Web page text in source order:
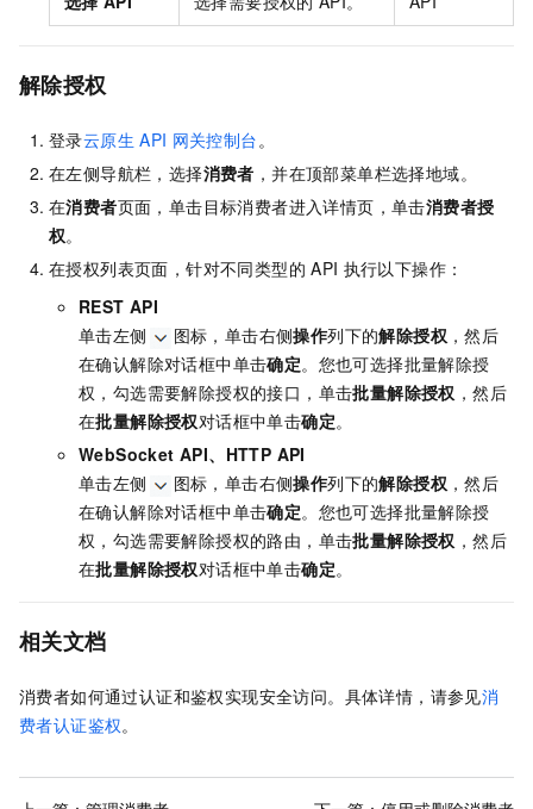
解除授权
登录云原生 API 网关控制台。
在左侧导航栏，选择消费者 ，并在顶部菜单栏选择地域。
在消费者页面，单击目标消费者进入详情页，单击消费者授
权。
在授权列表页面，针对不同类型的 API 执行以下操作：
REST API
单击左侧
图标，单击右侧操作列下的解除授权 ，然后
在确认解除对话框中单击确定。您也可选择批量解除授
权，勾选需要解除授权的接口，单击批量解除授权 ，然后
在批量解除授权对话框中单击确定。
WebSocket API、HTTP API
单击左侧
图标，单击右侧操作列下的解除授权 ，然后
在确认解除对话框中单击确定。您也可选择批量解除授
权，勾选需要解除授权的路由，单击批量解除授权 ，然后
在批量解除授权对话框中单击确定。
相关文档
消费者如何通过认证和鉴权实现安全访问。具体详情，请参见消
费者认证鉴权。